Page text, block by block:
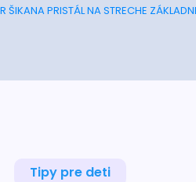
PRISTÁL NA STRECHE
Tipy pre deti